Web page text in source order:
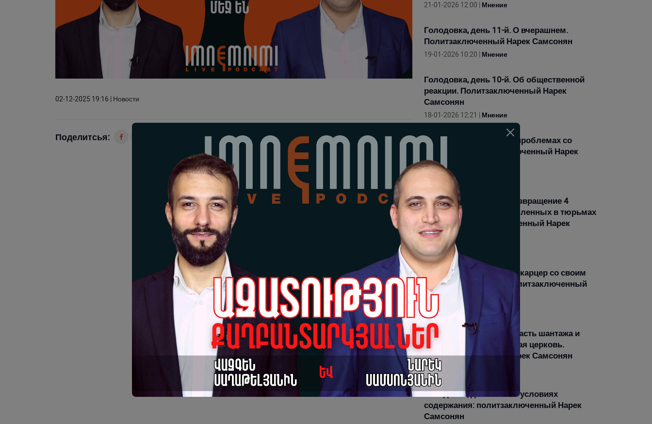
02-12-2025 19:16 | Новости
Поделитсья:
21-01-2026 12:00 | Мнение
Голодовка, день 11-й. О вчерашнем.
Политзаключенный Нарек Самсонян
19-01-2026 10:20 | Мнение
Голодовка, день 10-й. Об общественной
реакции. Политзаключенный Нарек
Самсонян
18-01-2026 12:21 | Мнение
Голодовка, день 9-й. О проблемах со
здоровьем. Политзаключенный Нарек
Самсонян
17-01-2026 11:54 |
Голодовка, день 7-й. Возвращение 4
пленных и наличие 30 пленных в тюрьмах
Армении. Политзаключенный Нарек
Самсонян
15-01-2026 13:11 |
6-й день голодовки. 6-й карцер со своим
«животным миром»: политзаключенный
Нарек Самсонян
14-01-2026 12:27 | Мнение
Голодовка, день 5-й. Власть шантажа и
Армянская Апостольская церковь.
Политзаключенный Нарек Самсонян
13-01-2026 13:26 |
Голодовка, день 4-й: об условиях
содержания: политзаключенный Нарек
Самсонян